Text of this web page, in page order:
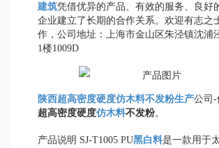
建筑凭借优异的产品、有效的服务、良好
企业建立了长期的合作关系。欢迎有志之
作，公司地址：上海市金山区朱泾镇沈浦
1楼1009D
陕西超高密度硬度仿木料不发粉生产公司-
超高密度硬度仿木料不发粉。
产品说明 SJ-T1005 PU黑白料是一款用于